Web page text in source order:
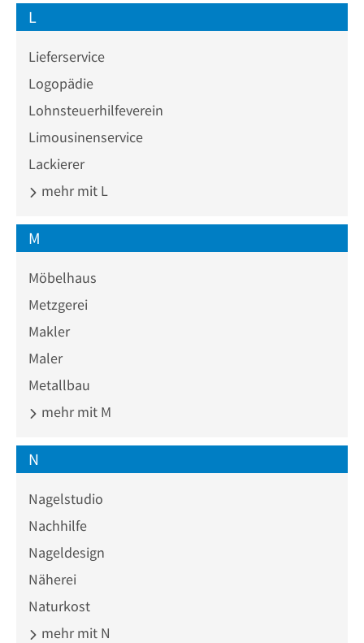
L
Lieferservice
Logopädie
Lohnsteuerhilfeverein
Limousinenservice
Lackierer
mehr mit L
M
Möbelhaus
Metzgerei
Makler
Maler
Metallbau
mehr mit M
N
Nagelstudio
Nachhilfe
Nageldesign
Näherei
Naturkost
mehr mit N